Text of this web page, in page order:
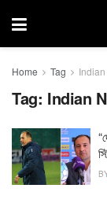
Home Tag
Tag: Indian